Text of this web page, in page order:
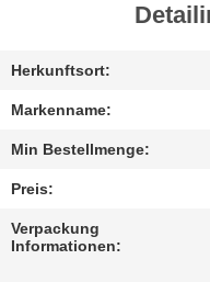
BITTE
UM
EIN
ANGEBOT
Herkunftsort:
Markenname:
Min Bestellmenge:
Preis:
Verpackung
Informationen: